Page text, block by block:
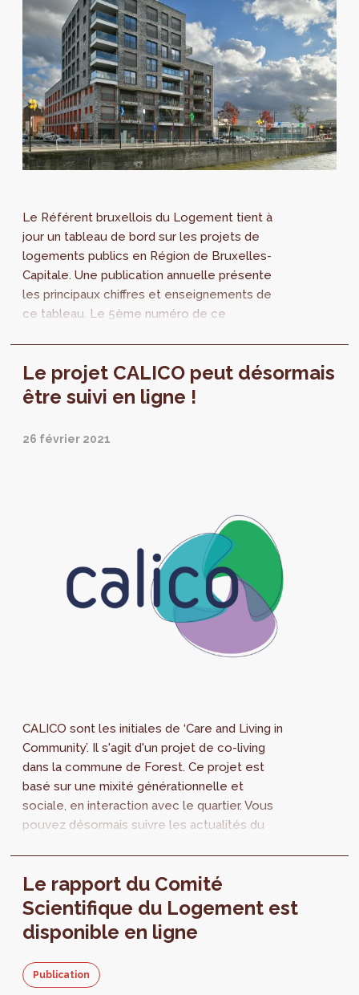
Le Référent bruxellois du Logement tient à
jour un tableau de bord sur les projets de
logements publics en Région de Bruxelles-
Capitale. Une publication annuelle présente
les principaux chiffres et enseignements de
ce tableau. Le 5ème numéro de ce
actualisation des données en date du 1er
janvier 2021.
Le projet CALICO peut désormais
être suivi en ligne !
26 février 2021
CALICO sont les initiales de ‘Care and Living in
Community’. Il s'agit d'un projet de co-living
dans la commune de Forest. Ce projet est
basé sur une mixité générationnelle et
sociale, en interaction avec le quartier. Vous
pouvez désormais suivre les actualités du
Le rapport du Comité
Scientifique du Logement est
disponible en ligne
Publication